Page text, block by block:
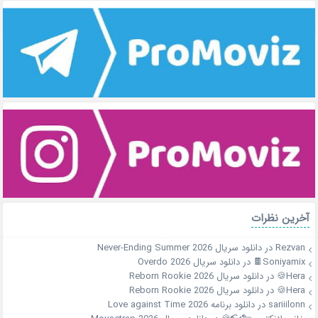
آخرین نظرات
Rezvanدردانلود سریال Never-Ending Summer 2026
Soniyamix🍫
دردانلود سریال Overdo 2026
Hera🍪
دردانلود سریال Reborn Rookie 2026
Hera🍪
دردانلود سریال Reborn Rookie 2026
sariiilonn دردانلود برنامه Love against Time 2026